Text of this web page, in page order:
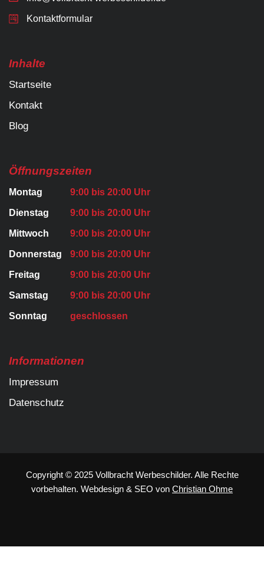
Kontaktformular
Inhalte
Startseite
Kontakt
Blog
Öffnungszeiten
Montag 9:00 bis 20:00 Uhr
Dienstag 9:00 bis 20:00 Uhr
Mittwoch 9:00 bis 20:00 Uhr
Donnerstag 9:00 bis 20:00 Uhr
Freitag 9:00 bis 20:00 Uhr
Samstag 9:00 bis 20:00 Uhr
Sonntag geschlossen
Informationen
Impressum
Datenschutz
Copyright © 2025 Vollbracht Werbeschilder. Alle Rechte
vorbehalten. Webdesign & SEO von Christian Ohme